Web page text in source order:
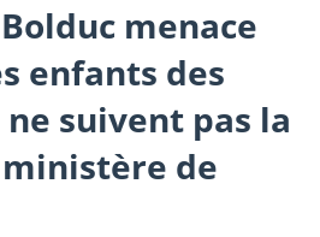
menace
enfants des
suivent pas la
de